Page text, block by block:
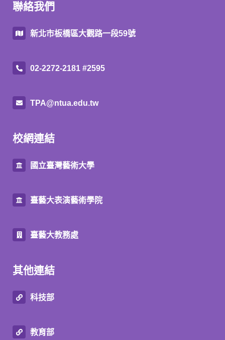
聯絡我們
新北市板橋區大觀路一段59號
02-2272-2181 #2595
TPA@ntua.edu.tw
校網連結
國立臺灣藝術大學
臺藝大表演藝術學院
臺藝大教務處
其他連結
科技部
教育部